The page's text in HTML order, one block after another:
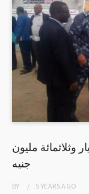
وثلاثمائة مليون
جنيه
BY 5 YEARSAGO